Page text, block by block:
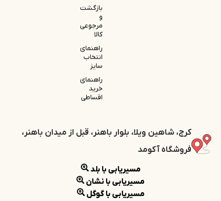
بازگشت
و
مرجوعی
کالا
راهنمای
انتخاب
سایز
راهنمای
خرید
اقساطی
کرج، شاهین ویلا، بلوار باهنر، قبل از میدان باهنر،
فروشگاه آکومد
مسیریابی با بلد
مسیریابی با نشان
مسیریابی با گوگل